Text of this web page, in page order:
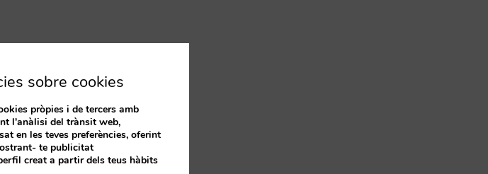
sobre cookies
pròpies i de tercers amb
l'anàlisi del trànsit web,
en les teves preferències, oferint
te publicitat
creat a partir dels teus hàbits